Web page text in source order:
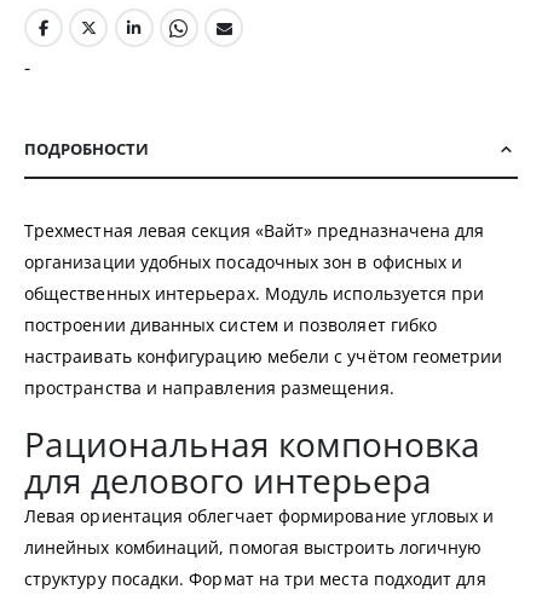
-
ПОДРОБНОСТИ
Трехместная левая секция «Вайт» предназначена для
организации удобных посадочных зон в офисных и
общественных интерьерах. Модуль используется при
построении диванных систем и позволяет гибко
настраивать конфигурацию мебели с учётом геометрии
пространства и направления размещения.
Рациональная компоновка
для делового интерьера
Левая ориентация облегчает формирование угловых и
линейных комбинаций, помогая выстроить логичную
структуру посадки. Формат на три места подходит для